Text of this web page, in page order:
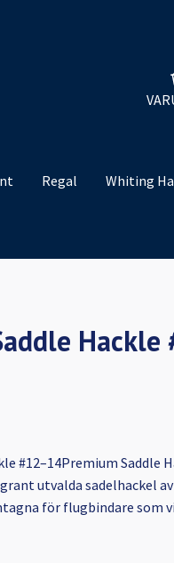
Regal
Whiting
Hackle
#12–14Premium Saddle
utvalda sadelhackel av
för flugbindare som